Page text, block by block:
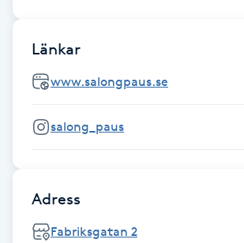
Healing
Herrklippning
HIFU
Hollywood Peel
Hot Stone Massage
Hot yoga
Länkar
www.salongpaus.se
salong_paus
Adress
Fabriksgatan 2